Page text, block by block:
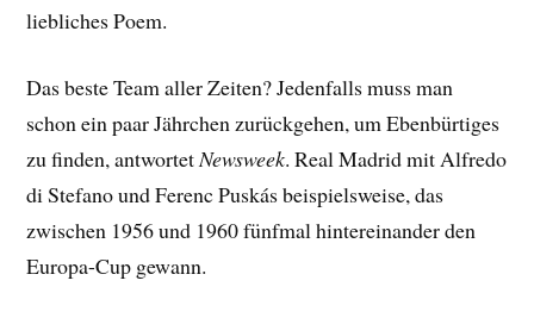
liebliches Poem.
Das beste Team aller Zeiten? Jedenfalls muss man
schon ein paar Jährchen zurückgehen, um Ebenbürtiges
zu finden, antwortetNewsweek. Real Madrid mit Alfredo
di Stefano und Ferenc Puskás beispielsweise, das
zwischen 1956 und 1960 fünfmal hintereinander den
Europa-Cup gewann.